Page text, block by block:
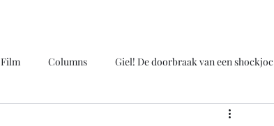
Film Columns Giel! De doorbraak van een shockjoc
Presentator